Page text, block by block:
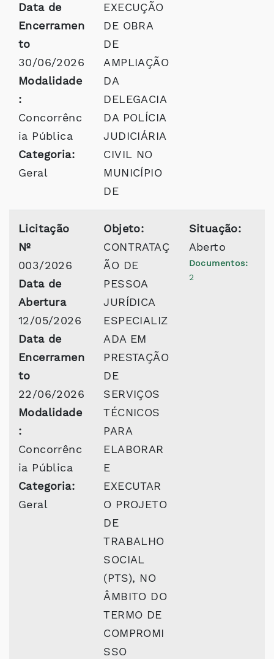
Data de
Encerramen
to
30/06/2026
Modalidade
:
Concorrênc
ia Pública
Categoria:
Geral
EXECUÇÃO
DE OBRA
DE
AMPLIAÇÃO
DA
DELEGACIA
DA POLÍCIA
JUDICIÁRIA
CIVIL NO
MUNICÍPIO
DE
Licitação
Nº
003/2026
Data de
Abertura
12/05/2026
Data de
Encerramen
to
22/06/2026
Modalidade
:
Concorrênc
ia Pública
Categoria:
Geral
Objeto:
CONTRATAÇ
ÃO DE
PESSOA
JURÍDICA
ESPECIALIZ
ADA EM
PRESTAÇÃO
DE
SERVIÇOS
TÉCNICOS
PARA
ELABORAR
E
EXECUTAR
O PROJETO
DE
TRABALHO
SOCIAL
(PTS), NO
ÂMBITO DO
TERMO DE
COMPROMI
SSO
Situação:
Aberto
Documentos:
2